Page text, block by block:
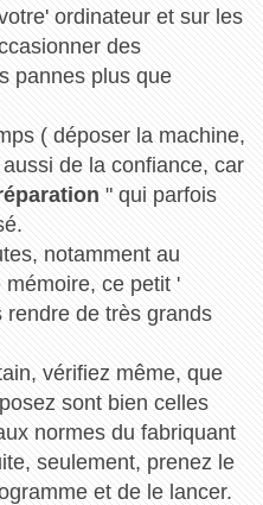
ordinateur et sur les
des
pannes plus que
( déposer la machine,
de la confiance, car
" qui parfois
notamment au
ce petit '
de très grands
vérifiez même, que
sont bien celles
normes du fabriquant
seulement, prenez le
et de le lancer.